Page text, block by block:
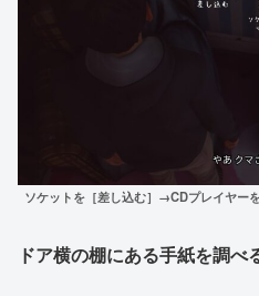
ソケットを［差し込む］→CDプレイヤー
ドア横の棚にある手紙を調べ